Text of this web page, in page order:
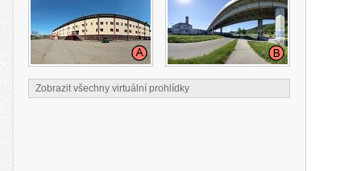
Zobrazit všechny virtuální prohlídky